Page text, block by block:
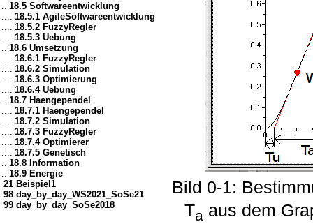
.. 18.5 Softwareentwicklung
.... 18.5.1 AgileSoftwareentwicklung
.... 18.5.2 FuzzyRegler
.... 18.5.3 Uebung
.. 18.6 Umsetzung
.... 18.6.1 FuzzyRegler
.... 18.6.2 Simulation
.... 18.6.3 Optimierung
.... 18.6.4 Uebung
.. 18.7 Haengependel
.... 18.7.1 Haengependel
.... 18.7.2 Simulation
.... 18.7.3 FuzzyRegler
.... 18.7.4 Optimierer
.... 18.7.5 Genetisch
.. 18.8 Information
.. 18.9 Energie
21 Beispiel1
98 day_by_day_WS2021_SoSe21
99 day_by_day_SoSe2018
Bild 0-1:
Ta aus dem